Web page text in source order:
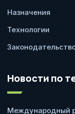
Назначения
Технологии
Новости по
Международный